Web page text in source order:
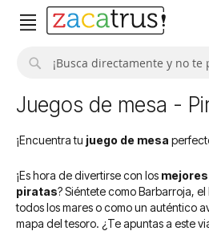
Juegos de mesa -
¡Encuentra tu juego de mesa
¡Es hora de divertirse con los
piratas? Siéntete como Barbarroja,
todos los mares o como un auténtico
mapa del tesoro. ¿Te apuntas a este